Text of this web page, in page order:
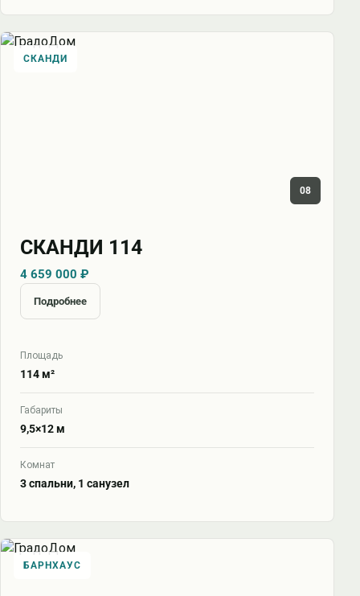
СКАНДИ
08
СКАНДИ 114
4 659 000 ₽
Подробнее
Площадь
114 м²
Габариты
9,5×12 м
Комнат
3 спальни, 1 санузел
БАРНХАУС